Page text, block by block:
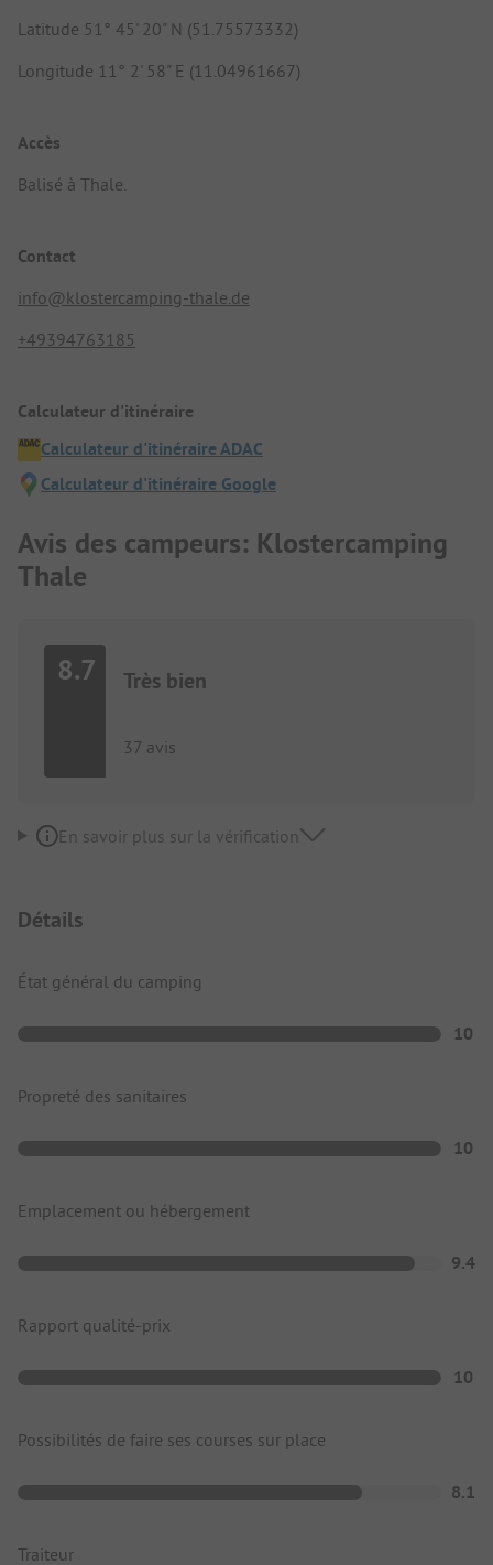
Latitude 51° 45' 20" N (51.75573332)
Longitude 11° 2' 58" E (11.04961667)
Accès
Balisé à Thale.
Contact
info@klostercamping-thale.de
+49394763185
Calculateur d'itinéraire
Calculateur d'itinéraire ADAC
Calculateur d'itinéraire Google
Avis des campeurs: Klostercamping
Thale
8.7 Très bien
37 avis
En savoir plus sur la vérification
Détails
État général du camping
10
Propreté des sanitaires
10
Emplacement ou hébergement
9.4
Rapport qualité-prix
10
Possibilités de faire ses courses sur place
8.1
Traiteur